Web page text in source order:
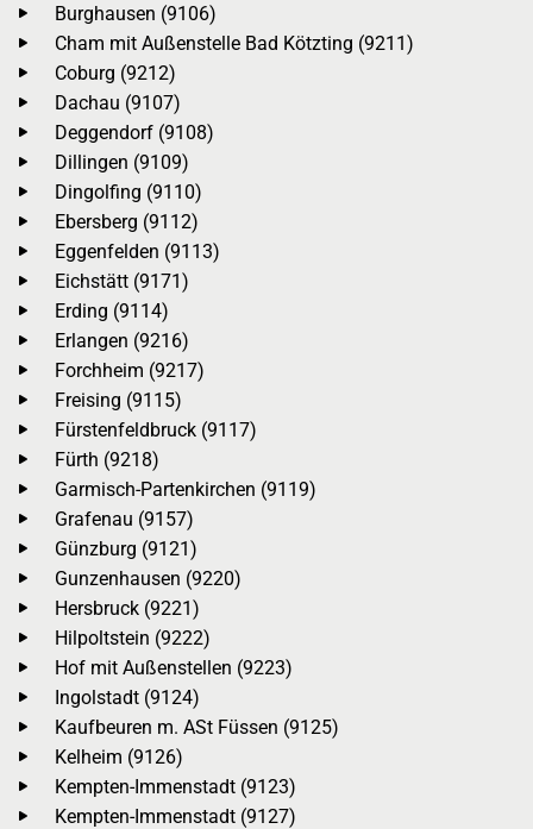
Burghausen (9106)
Cham mit Außenstelle Bad Kötzting (9211)
Coburg (9212)
Dachau (9107)
Deggendorf (9108)
Dillingen (9109)
Dingolfing (9110)
Ebersberg (9112)
Eggenfelden (9113)
Eichstätt (9171)
Erding (9114)
Erlangen (9216)
Forchheim (9217)
Freising (9115)
Fürstenfeldbruck (9117)
Fürth (9218)
Garmisch-Partenkirchen (9119)
Grafenau (9157)
Günzburg (9121)
Gunzenhausen (9220)
Hersbruck (9221)
Hilpoltstein (9222)
Hof mit Außenstellen (9223)
Ingolstadt (9124)
Kaufbeuren m. ASt Füssen (9125)
Kelheim (9126)
Kempten-Immenstadt (9123)
Kempten-Immenstadt (9127)